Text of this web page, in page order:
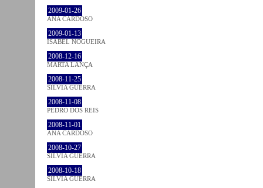
2009-01-26
ANA CARDOSO
2009-01-13
ISABEL NOGUEIRA
2008-12-16
MARTA LANÇA
2008-11-25
SÍLVIA GUERRA
2008-11-08
PEDRO DOS REIS
2008-11-01
ANA CARDOSO
2008-10-27
SÍLVIA GUERRA
2008-10-18
SÍLVIA GUERRA